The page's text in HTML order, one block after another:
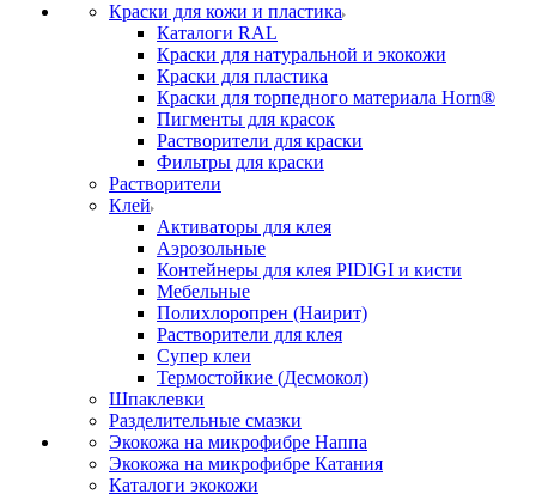
Краски для кожи и пластика
Каталоги RAL
Краски для натуральной и экокожи
Краски для пластика
Краски для торпедного материала Horn®
Пигменты для красок
Растворители для краски
Фильтры для краски
Растворители
Клей
Активаторы для клея
Аэрозольные
Контейнеры для клея PIDIGI и кисти
Мебельные
Полихлоропрен (Наирит)
Растворители для клея
Супер клеи
Термостойкие (Десмокол)
Шпаклевки
Разделительные смазки
Экокожа на микрофибре Наппа
Экокожа на микрофибре Катания
Каталоги экокожи